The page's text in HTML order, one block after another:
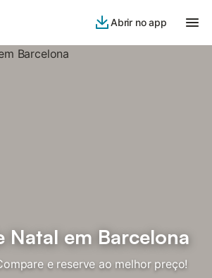
Abrir no app
Natal em Barcelona
e reserve ao melhor preço!